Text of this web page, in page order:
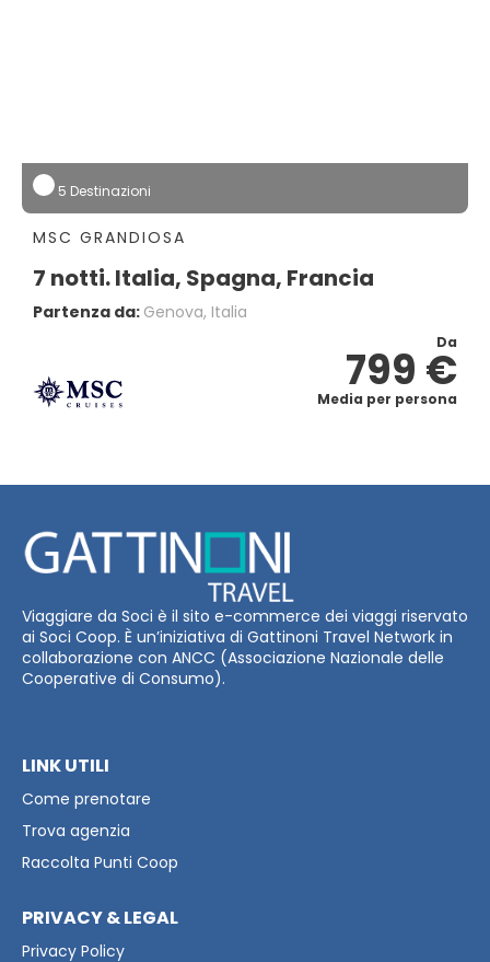
5 Destinazioni
MSC GRANDIOSA
7 notti. Italia, Spagna, Francia
Partenza da: Genova, Italia
Da
799 €
Media per persona
Viaggiare da Soci è il sito e-commerce dei viaggi riservato
ai Soci Coop. È un’iniziativa di Gattinoni Travel Network in
collaborazione con ANCC (Associazione Nazionale delle
Cooperative di Consumo).
LINK UTILI
Come prenotare
Trova agenzia
Raccolta Punti Coop
PRIVACY & LEGAL
Privacy Policy